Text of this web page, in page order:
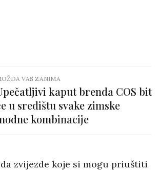
VAS ZANIMA
kaput brenda COS bit
u središtu svake zimske
kombinacije
zvijezde koje si mogu priuštiti